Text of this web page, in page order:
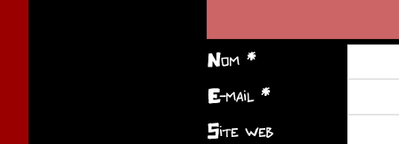
Nom *
E-mail *
Site web